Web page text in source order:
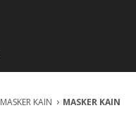
MASKER KAIN › MASKER KAIN